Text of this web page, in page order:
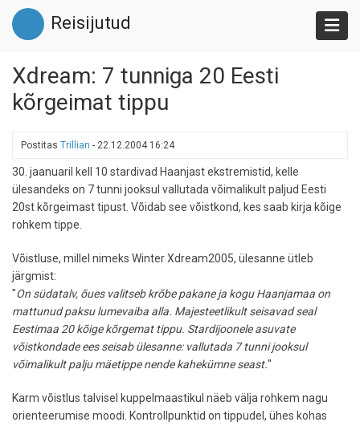
Liigu
edasi
põhisisu
Reisijutud
Xdream: 7 tunniga 20 Eesti
kõrgeimat tippu
Postitas Trillian - 22.12.2004 16:24
30. jaanuaril kell 10 stardivad Haanjast ekstremistid, kelle
ülesandeks on 7 tunni jooksul vallutada võimalikult paljud Eesti
20st kõrgeimast tipust. Võidab see võistkond, kes saab kirja kõige
rohkem tippe.
Võistluse, millel nimeks Winter Xdream2005, ülesanne ütleb
järgmist:
"On südatalv, õues valitseb krõbe pakane ja kogu Haanjamaa on
mattunud paksu lumevaiba alla. Majesteetlikult seisavad seal
Eestimaa 20 kõige kõrgemat tippu. Stardijoonele asuvate
võistkondade ees seisab ülesanne: vallutada 7 tunni jooksul
võimalikult palju mäetippe nende kahekümne seast."
Karm võistlus talvisel kuppelmaastikul näeb välja rohkem nagu
orienteerumise moodi. Kontrollpunktid on tippudel, ühes kohas